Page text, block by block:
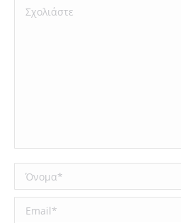
Σχολιάστε
Όνομα *
Email *